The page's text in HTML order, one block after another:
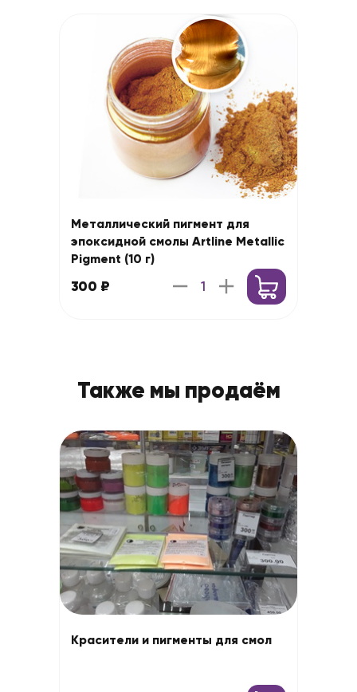
Металлический пигмент для
эпоксидной смолы Artline Metallic
Pigment (10 г)
300 ₽
Также мы продаём
Красители и пигменты для смол